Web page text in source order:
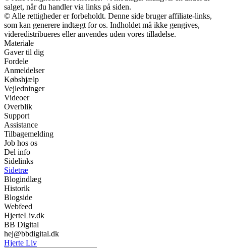
salget, når du handler via links på siden.
© Alle rettigheder er forbeholdt. Denne side bruger affiliate-links,
som kan generere indtægt for os. Indholdet må ikke gengives,
videredistribueres eller anvendes uden vores tilladelse.
Materiale
Gaver til dig
Fordele
Anmeldelser
Købshjælp
Vejledninger
Videoer
Overblik
Support
Assistance
Tilbagemelding
Job hos os
Del info
Sidelinks
Sidetræ
Blogindlæg
Historik
Blogside
Webfeed
HjerteLiv.dk
BB Digital
hej@bbdigital.dk
Hjerte Liv